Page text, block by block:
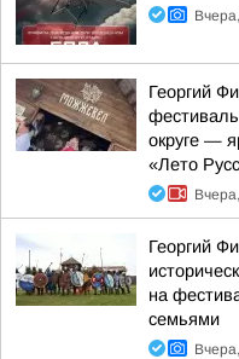
Георгий
округе —
«Лето
Георгий
на
семьями